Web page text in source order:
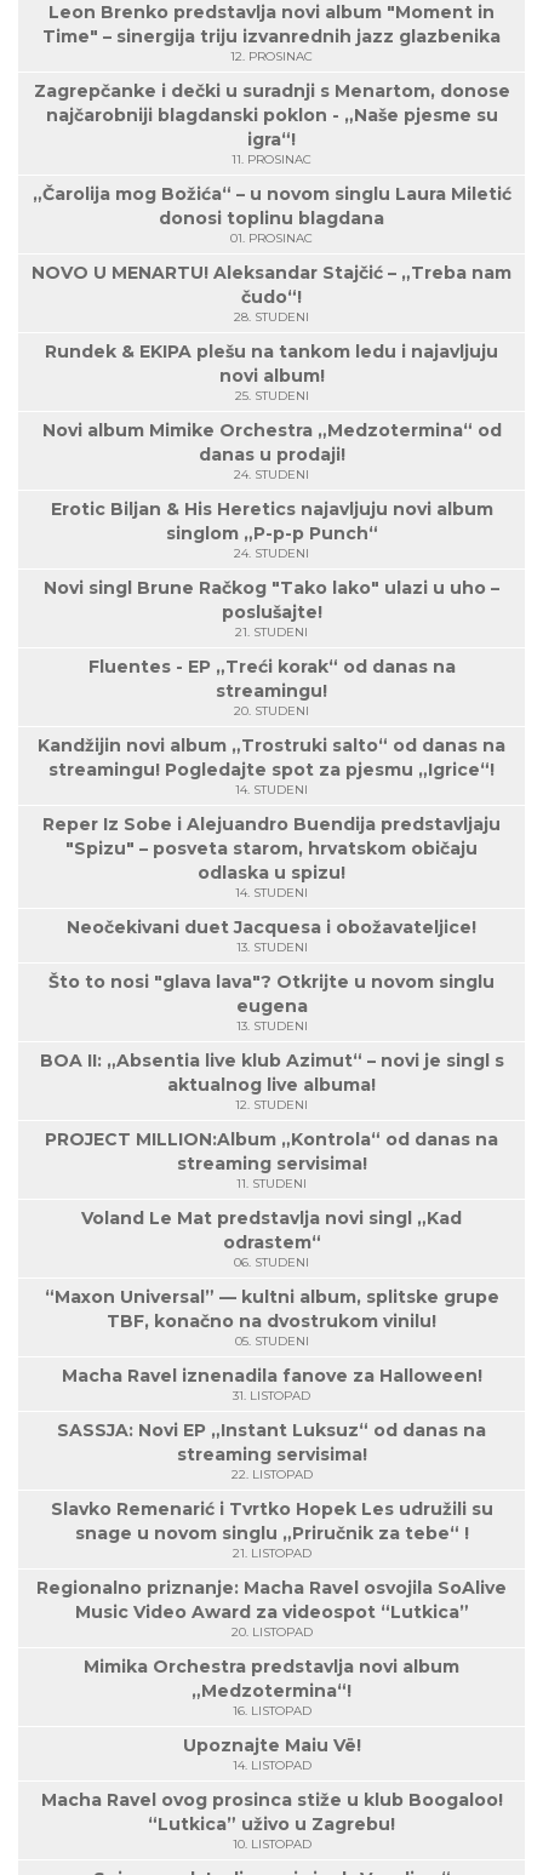
Leon Brenko predstavlja novi album "Moment in
Time" – sinergija triju izvanrednih jazz glazbenika
12. PROSINAC
Zagrepčanke i dečki u suradnji s Menartom, donose
najčarobniji blagdanski poklon - „Naše pjesme su
igra“!
11. PROSINAC
„Čarolija mog Božića“ – u novom singlu Laura Miletić
donosi toplinu blagdana
01. PROSINAC
NOVO U MENARTU! Aleksandar Stajčić – „Treba nam
čudo“!
28. STUDENI
Rundek & EKIPA plešu na tankom ledu i najavljuju
novi album!
25. STUDENI
Novi album Mimike Orchestra „Medzotermina“ od
danas u prodaji!
24. STUDENI
Erotic Biljan & His Heretics najavljuju novi album
singlom „P-p-p Punch“
24. STUDENI
Novi singl Brune Račkog "Tako lako" ulazi u uho –
poslušajte!
21. STUDENI
Fluentes - EP „Treći korak“ od danas na
streamingu!
20. STUDENI
Kandžijin novi album „Trostruki salto“ od danas na
streamingu! Pogledajte spot za pjesmu „Igrice“!
14. STUDENI
Reper Iz Sobe i Alejuandro Buendija predstavljaju
"Spizu" – posveta starom, hrvatskom običaju
odlaska u spizu!
14. STUDENI
Neočekivani duet Jacquesa i obožavateljice!
13. STUDENI
Što to nosi "glava lava"? Otkrijte u novom singlu
eugena
13. STUDENI
BOA II: „Absentia live klub Azimut“ – novi je singl s
aktualnog live albuma!
12. STUDENI
PROJECT MILLION:Album „Kontrola“ od danas na
streaming servisima!
11. STUDENI
Voland Le Mat predstavlja novi singl „Kad
odrastem“
06. STUDENI
“Maxon Universal” — kultni album, splitske grupe
TBF, konačno na dvostrukom vinilu!
05. STUDENI
Macha Ravel iznenadila fanove za Halloween!
31. LISTOPAD
SASSJA: Novi EP „Instant Luksuz“ od danas na
streaming servisima!
22. LISTOPAD
Slavko Remenarić i Tvrtko Hopek Les udružili su
snage u novom singlu „Priručnik za tebe“ !
21. LISTOPAD
Regionalno priznanje: Macha Ravel osvojila SoAlive
Music Video Award za videospot “Lutkica”
20. LISTOPAD
Mimika Orchestra predstavlja novi album
„Medzotermina“!
16. LISTOPAD
Upoznajte Maiu Vë!
14. LISTOPAD
Macha Ravel ovog prosinca stiže u klub Boogaloo!
“Lutkica” uživo u Zagrebu!
10. LISTOPAD